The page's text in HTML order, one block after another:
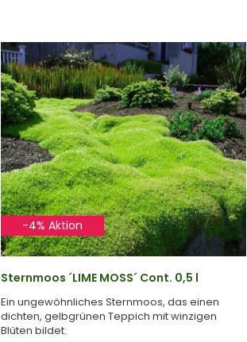
-4% Aktion
Sternmoos ´LIME MOSS´ Cont. 0,5 l
Ein ungewöhnliches Sternmoos, das einen
dichten, gelbgrünen Teppich mit winzigen
Blüten bildet.